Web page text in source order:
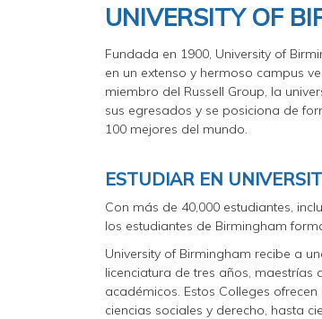
UNIVERSITY OF
Fundada en 1900, University of
en un extenso y hermoso campus
miembro del Russell Group, la
sus egresados y se posiciona de
100 mejores del mundo.
ESTUDIAR EN
Con más de 40,000 estudiantes,
los estudiantes de Birmingham
University of Birmingham recibe a
licenciatura de tres años,
académicos. Estos Colleges
ciencias sociales y derecho, hasta